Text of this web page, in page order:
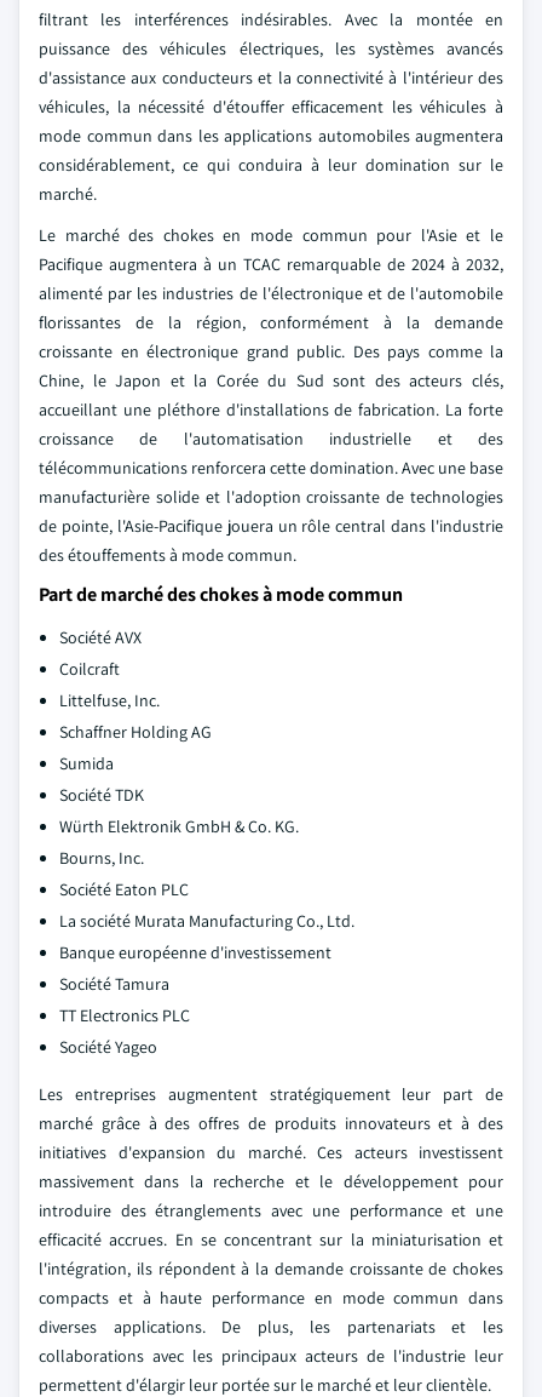
filtrant les interférences indésirables. Avec la montée en
puissance des véhicules électriques, les systèmes avancés
d'assistance aux conducteurs et la connectivité à l'intérieur des
véhicules, la nécessité d'étouffer efficacement les véhicules à
mode commun dans les applications automobiles augmentera
considérablement, ce qui conduira à leur domination sur le
marché.
Le marché des chokes en mode commun pour l'Asie et le
Pacifique augmentera à un TCAC remarquable de 2024 à 2032,
alimenté par les industries de l'électronique et de l'automobile
florissantes de la région, conformément à la demande
croissante en électronique grand public. Des pays comme la
Chine, le Japon et la Corée du Sud sont des acteurs clés,
accueillant une pléthore d'installations de fabrication. La forte
croissance de l'automatisation industrielle et des
télécommunications renforcera cette domination. Avec une base
manufacturière solide et l'adoption croissante de technologies
de pointe, l'Asie-Pacifique jouera un rôle central dans l'industrie
des étouffements à mode commun.
Part de marché des chokes à mode commun
Société AVX
Coilcraft
Littelfuse, Inc.
Schaffner Holding AG
Sumida
Société TDK
Würth Elektronik GmbH & Co. KG.
Bourns, Inc.
Société Eaton PLC
La société Murata Manufacturing Co., Ltd.
Banque européenne d'investissement
Société Tamura
TT Electronics PLC
Société Yageo
Les entreprises augmentent stratégiquement leur part de
marché grâce à des offres de produits innovateurs et à des
initiatives d'expansion du marché. Ces acteurs investissent
massivement dans la recherche et le développement pour
introduire des étranglements avec une performance et une
efficacité accrues. En se concentrant sur la miniaturisation et
l'intégration, ils répondent à la demande croissante de chokes
compacts et à haute performance en mode commun dans
diverses applications. De plus, les partenariats et les
collaborations avec les principaux acteurs de l'industrie leur
permettent d'élargir leur portée sur le marché et leur clientèle.